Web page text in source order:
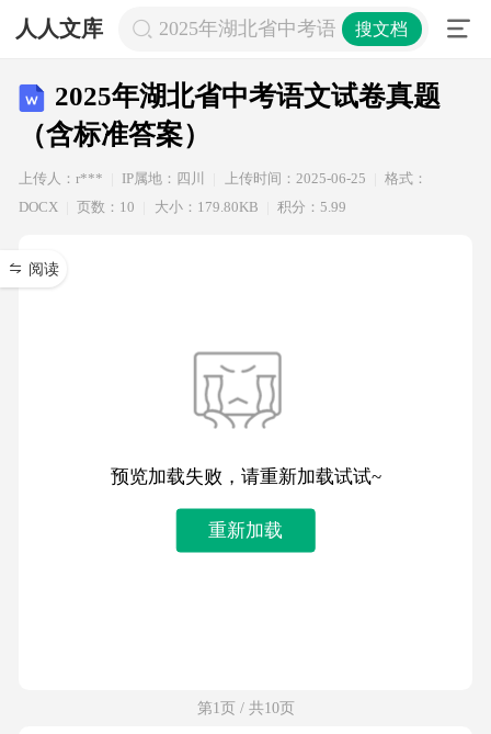
人人文库 2025年湖北省中考语文试卷真题（含
搜文档
2025年湖北省中考语文试卷真题
（含标准答案）
上传人：r*** IP属地：四川 上传时间：2025-06-25
格式：
DOCX
页数：10 大小：179.80KB 积分：5.99
阅读
预览加载失败，请重新加载试试~
重新加载
第1页 / 共10页